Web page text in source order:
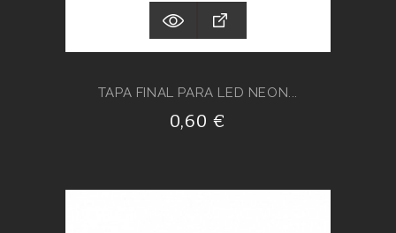
TAPA FINAL PARA LED NEON...
0,60 €